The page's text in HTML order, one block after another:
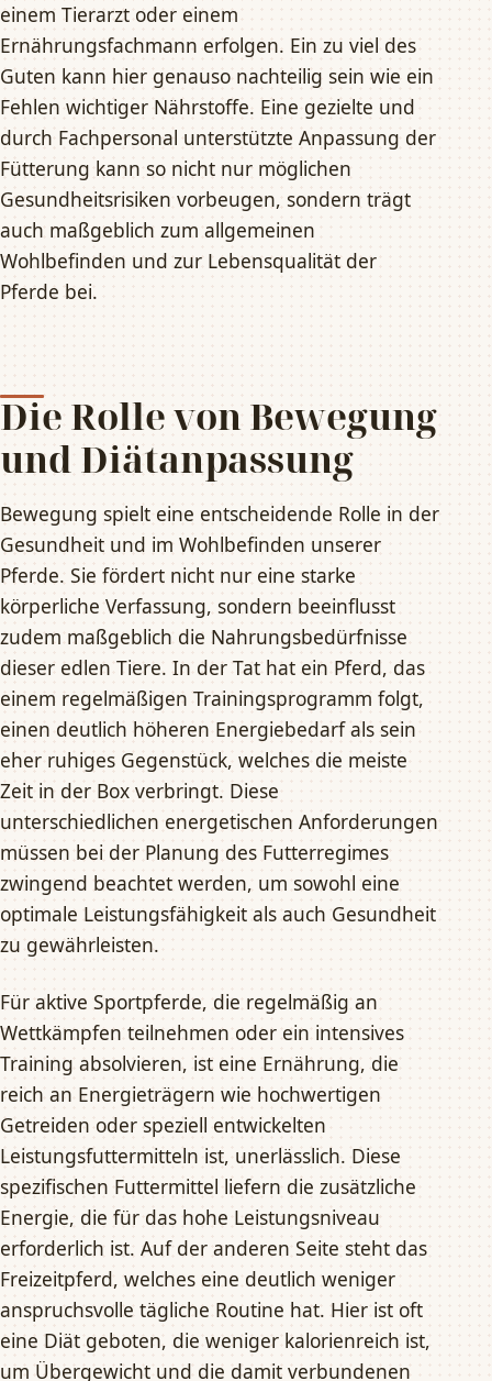
einem Tierarzt oder einem
Ernährungsfachmann erfolgen. Ein zu viel des
Guten kann hier genauso nachteilig sein wie ein
Fehlen wichtiger Nährstoffe. Eine gezielte und
durch Fachpersonal unterstützte Anpassung der
Fütterung kann so nicht nur möglichen
Gesundheitsrisiken vorbeugen, sondern trägt
auch maßgeblich zum allgemeinen
Wohlbefinden und zur Lebensqualität der
Pferde bei.
Die Rolle von Bewegung
und Diätanpassung
Bewegung spielt eine entscheidende Rolle in der
Gesundheit und im Wohlbefinden unserer
Pferde. Sie fördert nicht nur eine starke
körperliche Verfassung, sondern beeinflusst
zudem maßgeblich die Nahrungsbedürfnisse
dieser edlen Tiere. In der Tat hat ein Pferd, das
einem regelmäßigen Trainingsprogramm folgt,
einen deutlich höheren Energiebedarf als sein
eher ruhiges Gegenstück, welches die meiste
Zeit in der Box verbringt. Diese
unterschiedlichen energetischen Anforderungen
müssen bei der Planung des Futterregimes
zwingend beachtet werden, um sowohl eine
optimale Leistungsfähigkeit als auch Gesundheit
zu gewährleisten.
Für aktive Sportpferde, die regelmäßig an
Wettkämpfen teilnehmen oder ein intensives
Training absolvieren, ist eine Ernährung, die
reich an Energieträgern wie hochwertigen
Getreiden oder speziell entwickelten
Leistungsfuttermitteln ist, unerlässlich. Diese
spezifischen Futtermittel liefern die zusätzliche
Energie, die für das hohe Leistungsniveau
erforderlich ist. Auf der anderen Seite steht das
Freizeitpferd, welches eine deutlich weniger
anspruchsvolle tägliche Routine hat. Hier ist oft
eine Diät geboten, die weniger kalorienreich ist,
um Übergewicht und die damit verbundenen